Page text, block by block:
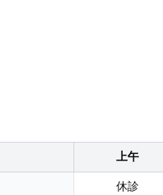
上午
休診